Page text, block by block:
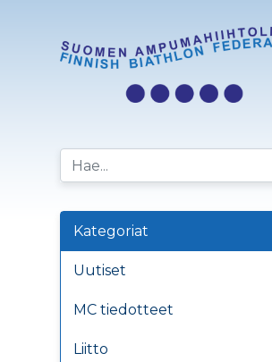
Kategoriat
Uutiset
MC tiedotteet
Liitto